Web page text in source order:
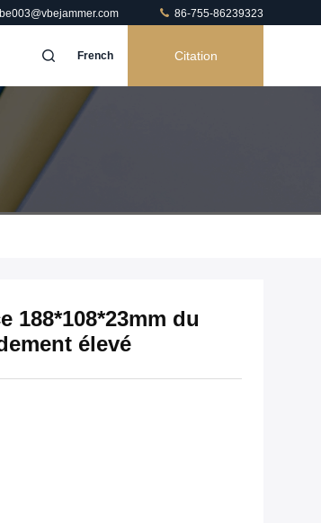
86-755-86239323
French Citation
188*108*23mm du
élevé